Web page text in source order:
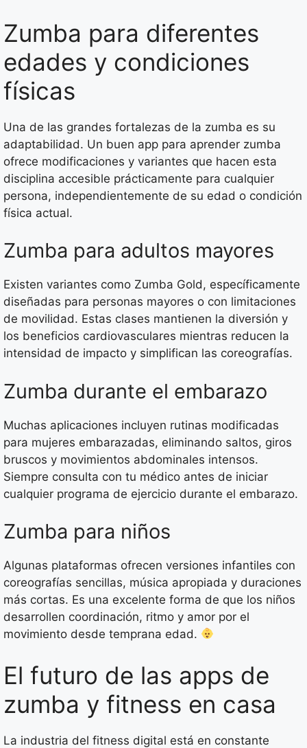
Zumba para diferentes
edades y condiciones
físicas
Una de las grandes fortalezas de la zumba es su
adaptabilidad. Un buen app para aprender zumba
ofrece modificaciones y variantes que hacen esta
disciplina accesible prácticamente para cualquier
persona, independientemente de su edad o condición
física actual.
Zumba para adultos mayores
Existen variantes como Zumba Gold, específicamente
diseñadas para personas mayores o con limitaciones
de movilidad. Estas clases mantienen la diversión y
los beneficios cardiovasculares mientras reducen la
intensidad de impacto y simplifican las coreografías.
Zumba durante el embarazo
Muchas aplicaciones incluyen rutinas modificadas
para mujeres embarazadas, eliminando saltos, giros
bruscos y movimientos abdominales intensos.
Siempre consulta con tu médico antes de iniciar
cualquier programa de ejercicio durante el embarazo.
Zumba para niños
Algunas plataformas ofrecen versiones infantiles con
coreografías sencillas, música apropiada y duraciones
más cortas. Es una excelente forma de que los niños
desarrollen coordinación, ritmo y amor por el
movimiento desde temprana edad.
El futuro de las apps de
zumba y fitness en casa
La industria del fitness digital está en constante